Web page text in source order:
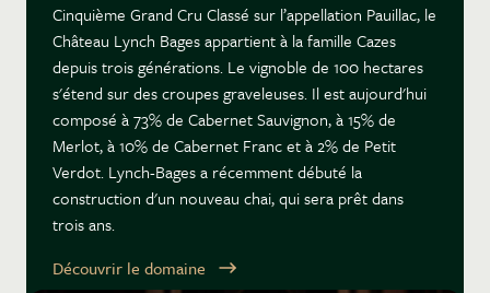
Cinquième Grand Cru Classé sur l’appellation Pauillac, le
Château Lynch Bages appartient à la famille Cazes
depuis trois générations. Le vignoble de 100 hectares
s'étend sur des croupes graveleuses. Il est aujourd'hui
composé à 73% de Cabernet Sauvignon, à 15% de
Merlot, à 10% de Cabernet Franc et à 2% de Petit
Verdot. Lynch-Bages a récemment débuté la
construction d'un nouveau chai, qui sera prêt dans
trois ans.
Découvrir le domaine